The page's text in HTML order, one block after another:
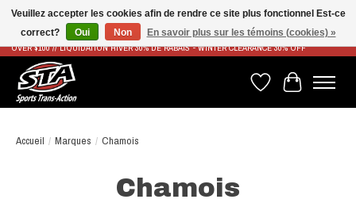
LIVRAISON RAPIDE ET GRATUITE À PARTIR DE 100$ - FAST & FREE SHIPPING ON ORDERS
OVER $100 // LIQUIDATION HIVER 30% DE RABAIS - WINTER CLEARANCE 30% OFF
Liste de souhaits
Panier
Accueil / Marques / Chamois
Chamois
Veuillez accepter les cookies afin de rendre ce site plus fonctionnel Est-ce
correct?
Oui Non En savoir plus sur les témoins (cookies) »